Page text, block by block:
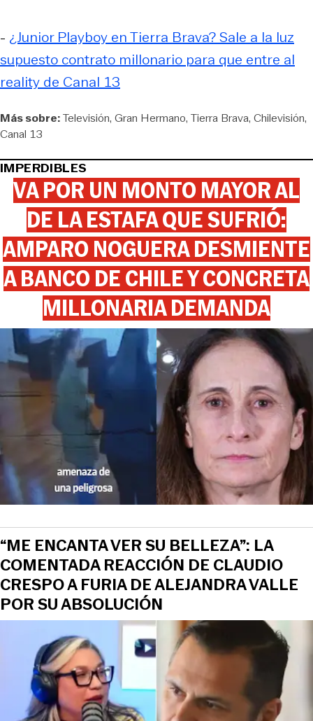
- ¿Junior Playboy en Tierra Brava? Sale a la luz
supuesto contrato millonario para que entre al
reality de Canal 13
Más sobre:Televisión Gran Hermano Tierra Brava Chilevisión
Canal 13
IMPERDIBLES
VA POR UN MONTO MAYOR AL
DE LA ESTAFA QUE SUFRIÓ:
AMPARO NOGUERA DESMIENTE
A BANCO DE CHILE Y CONCRETA
MILLONARIA DEMANDA
“ME ENCANTA VER SU BELLEZA”: LA
COMENTADA REACCIÓN DE CLAUDIO
CRESPO A FURIA DE ALEJANDRA VALLE
POR SU ABSOLUCIÓN